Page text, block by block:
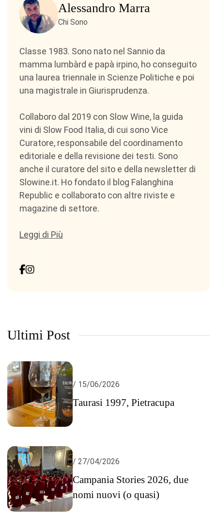
Alessandro Marra
Chi Sono
Classe 1983. Sono nato nel Sannio da
mamma lumbàrd e papà irpino, ho conseguito
una laurea triennale in Scienze Politiche e poi
una magistrale in Giurisprudenza.
Collaboro dal 2019 con Slow Wine, la guida
vini di Slow Food Italia, di cui sono Vice
Curatore, responsabile del coordinamento
editoriale e della revisione dei testi. Sono
anche il curatore del sito e della newsletter di
Slowine.it. Ho fondato il blog Falanghina
Republic e collaborato con altre riviste e
magazine di settore.
Leggi di Più
Ultimi Post
/ 15/06/2026
Taurasi 1997, Pietracupa
/ 27/04/2026
Campania Stories 2026, due
nomi nuovi (o quasi)